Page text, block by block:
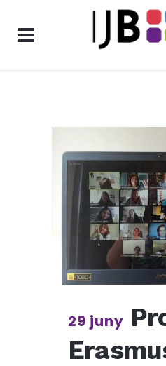
29 juny